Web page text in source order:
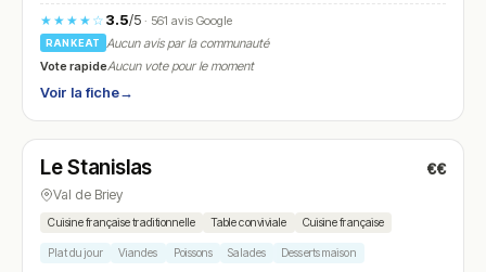
★★★★☆ 3.5/5· 561 avis Google
RANKEAT
Aucun avis par la communauté
Vote rapideAucun vote pour le moment
Voir la fiche→
N° 23
Le Stanislas €€
Val de Briey
Cuisine française traditionnelle Table conviviale Cuisine française
Plat du jour Viandes Poissons Salades Desserts maison